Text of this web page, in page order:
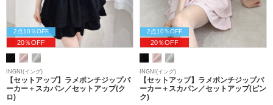
2点10％OFF
20％OFF
INGNI(イング)
【セットアップ】ラメポンチジップパ
ーカー＋スカパン／セットアップ(ク
ロ)
2点10％OFF
20％OFF
INGNI(イング)
【セットアップ】ラメポンチジップパ
ーカー＋スカパン／セットアップ(ピン
ク)